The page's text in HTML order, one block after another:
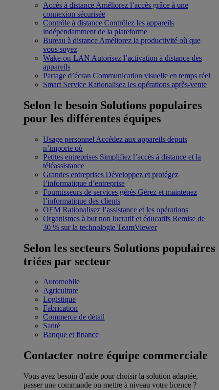
Accès à distance Améliorez l’accès grâce à une
connexion sécurisée
Contrôle à distance Contrôlez les appareils
indépendamment de la plateforme
Bureau à distance Améliorez la productivité où que
vous soyez
Wake-on-LAN Autorisez l’activation à distance des
appareils
Partage d’écran Communication visuelle en temps réel
Smart Service Rationalisez les opérations après-vente
Selon le besoin Solutions populaires
pour les différentes équipes
Usage personnel Accédez aux appareils depuis
n’importe où
Petites entreprises Simplifiez l’accès à distance et la
téléassistance
Grandes entreprises Développez et protégez
l’informatique d’entreprise
Fournisseurs de services gérés Gérez et maintenez
l’informatique des clients
OEM Rationalisez l’assistance et les opérations
Organismes à but non lucratif et éducatifs Remise de
30 % sur la technologie TeamViewer
Selon les secteurs Solutions populaires
triées par secteur
Automobile
Agriculture
Logistique
Fabrication
Commerce de détail
Santé
Banque et finance
Contacter notre équipe commerciale
Vous avez besoin d’aide pour choisir la solution adaptée,
passer une commande ou mettre à niveau votre licence ?